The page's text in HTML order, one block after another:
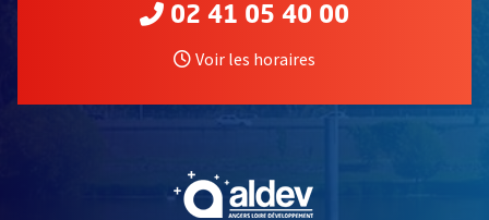
02 41 05 40 00
Voir les horaires